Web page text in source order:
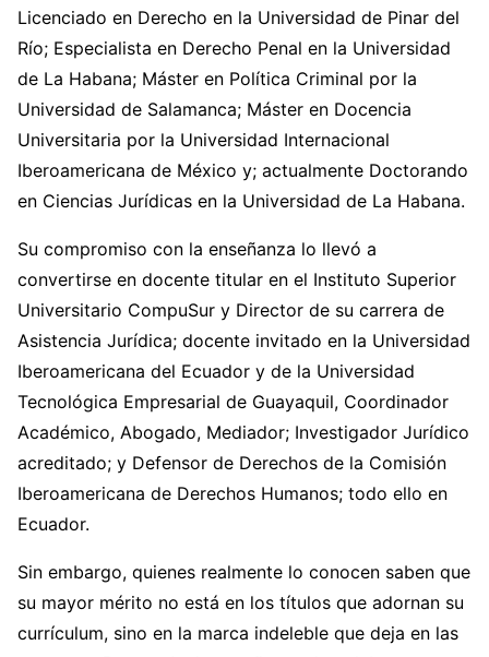
Licenciado en Derecho en la Universidad de Pinar del
Río; Especialista en Derecho Penal en la Universidad
de La Habana; Máster en Política Criminal por la
Universidad de Salamanca; Máster en Docencia
Universitaria por la Universidad Internacional
Iberoamericana de México y; actualmente Doctorando
en Ciencias Jurídicas en la Universidad de La Habana.
Su compromiso con la enseñanza lo llevó a
convertirse en docente titular en el Instituto Superior
Universitario CompuSur y Director de su carrera de
Asistencia Jurídica; docente invitado en la Universidad
Iberoamericana del Ecuador y de la Universidad
Tecnológica Empresarial de Guayaquil, Coordinador
Académico, Abogado, Mediador; Investigador Jurídico
acreditado; y Defensor de Derechos de la Comisión
Iberoamericana de Derechos Humanos; todo ello en
Ecuador.
Sin embargo, quienes realmente lo conocen saben que
su mayor mérito no está en los títulos que adornan su
currículum, sino en la marca indeleble que deja en las